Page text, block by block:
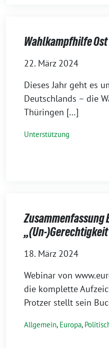
Wahlkampfhilfe Ost
22. März 2024
Dieses Jahr geht es
Deutschlands – die
Thüringen […]
Unterstützung
Zusammenfassung
„(Un-
18. März 2024
Webinar von
die komplette
Protzer stellt sein
Allgemein, Europa,